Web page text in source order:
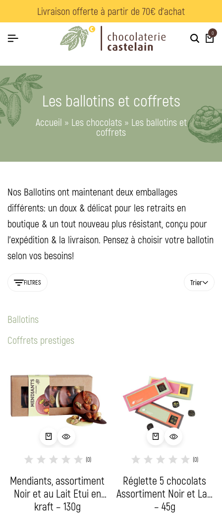
Livraison offerte à partir de 70€ d’achat
0
Les ballotins et coffrets
Accueil » Les chocolats» Les ballotins et
coffrets
Nos Ballotins ont maintenant deux emballages
différents: un doux & délicat pour les retraits en
boutique & un tout nouveau plus résistant, conçu pour
l'expédition & la livraison. Pensez à choisir votre ballotin
selon vos besoins!
FILTRES Trier
Ballotins
Coffrets prestiges
(0)
Mendiants, assortiment
Noir et au Lait Etui en
kraft – 130g
(0)
Réglette 5 chocolats
Assortiment Noir et Lait
– 45g